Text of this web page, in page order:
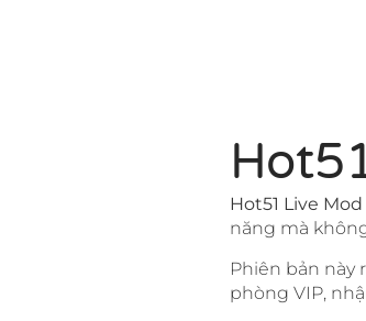
Hot51 Live Mod
năng mà
Phiên bản này
phòng VIP,